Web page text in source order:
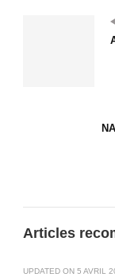
Articles
UPDATED ON 5 AVRIL